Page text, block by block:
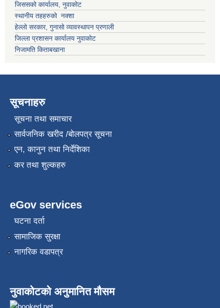
जिससको कार्यालय, नुवाकोट
स्थानीय तहहरुको नक्शा
हेल्लो सरकार, गुनासो व्यावस्थापन प्रणाली
जिल्ला प्रशासन कार्यालय नुवाकोट
निजामति किताबखाना
सूचनाहरु
सूचना तथा समाचार
सार्वजनिक खरीद /बोलपत्र सूचना
एन, कानुन तथा निर्देशिका
कर तथा शुल्कहरु
eGov services
घटना दर्ता
सामाजिक सुरक्षा
नागरिक वडापत्र
नुवाकोटको अनुमानित मौसम